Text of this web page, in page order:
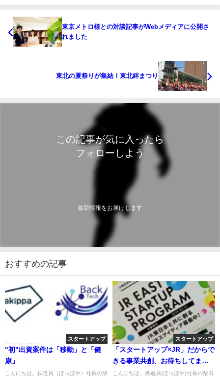
東京メトロ様との対談記事がWebメディアに公開さ
れました
東北の夏祭りが集結！東北絆まつり
この記事が気に入ったら
フォローしよう
最新情報をお届けします
おすすめの記事
スタートアップ
"初"出資案件は「移動」と「健
康」
こんにちは。鉄道員（ぽっぽや）社長の柴
スタートアップ
「スタートアップ×JR」だからで
きる事業共創、お待ちしてま
す！
こんにちは。鉄道員(ぽっぽや)社長の柴田